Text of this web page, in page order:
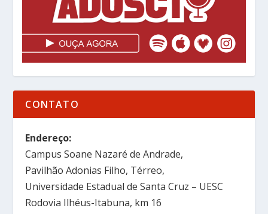
CONTATO
Endereço:
Campus Soane Nazaré de Andrade,
Pavilhão Adonias Filho, Térreo,
Universidade Estadual de Santa Cruz – UESC
Rodovia Ilhéus-Itabuna, km 16